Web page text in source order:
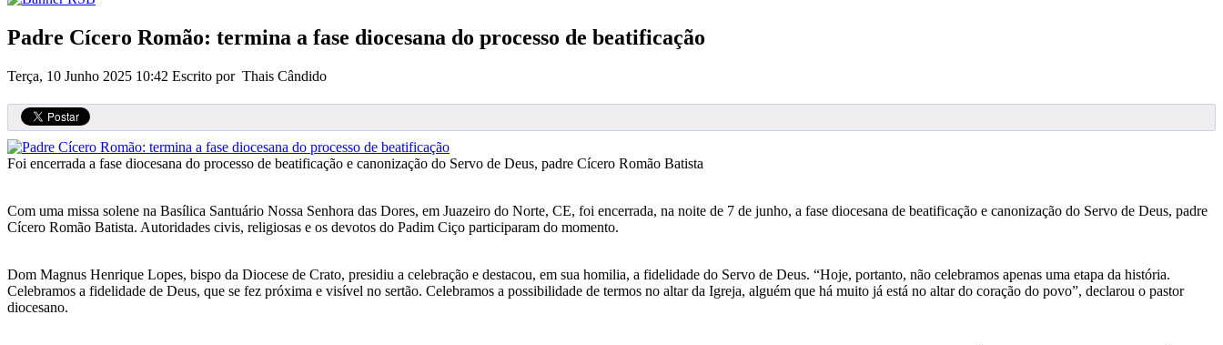
Padre Cícero Romão: termina a fase diocesana do processo de beatificação
Terça, 10 Junho 2025 10:42 Escrito por Thais Cândido
Foi encerrada a fase diocesana do processo de beatificação e canonização do Servo de Deus, padre Cícero Romão Batista
Com uma missa solene na Basílica Santuário Nossa Senhora das Dores, em Juazeiro do Norte, CE, foi encerrada, na noite de 7 de junho, a fase diocesana de beatificação e canonização do Servo de Deus, padre
Cícero Romão Batista. Autoridades civis, religiosas e os devotos do Padim Ciço participaram do momento.
Dom Magnus Henrique Lopes, bispo da Diocese de Crato, presidiu a celebração e destacou, em sua homilia, a fidelidade do Servo de Deus. “Hoje, portanto, não celebramos apenas uma etapa da história.
Celebramos a fidelidade de Deus, que se fez próxima e visível no sertão. Celebramos a possibilidade de termos no altar da Igreja, alguém que há muito já está no altar do coração do povo”, declarou o pastor
diocesano.